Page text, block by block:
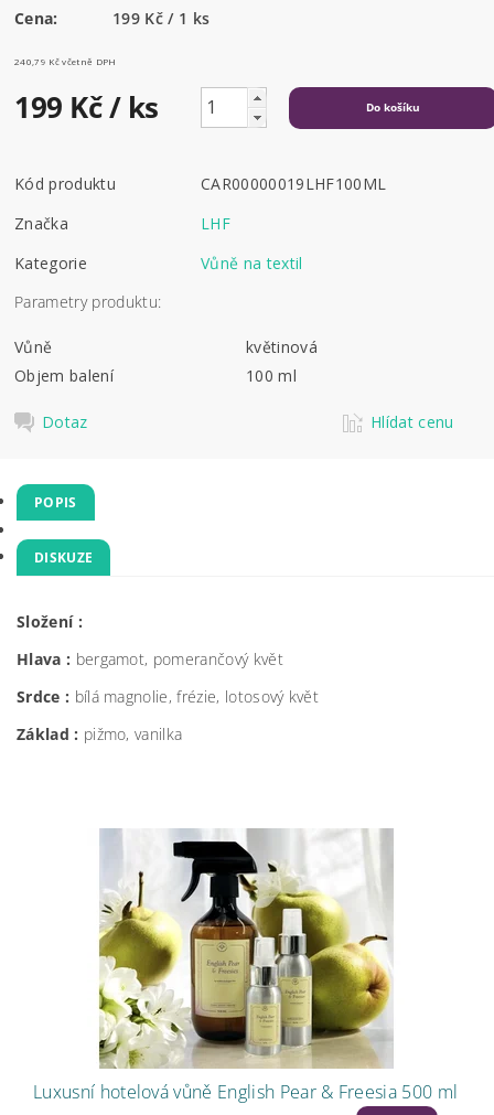
Cena: 199 Kč / 1 ks
240,79 Kč včetně DPH
199 Kč/ ks
Kód produktu
CAR00000019LHF100ML
Značka
LHF
Kategorie
Vůně na textil
Parametry produktu:
Vůně
květinová
Objem balení
100 ml
Dotaz Hlídat cenu
POPIS
DISKUZE
Složení :
Hlava : bergamot, pomerančový květ
Srdce : bílá magnolie, frézie, lotosový květ
Základ : pižmo, vanilka
Luxusní hotelová vůně English Pear & Freesia 500 ml